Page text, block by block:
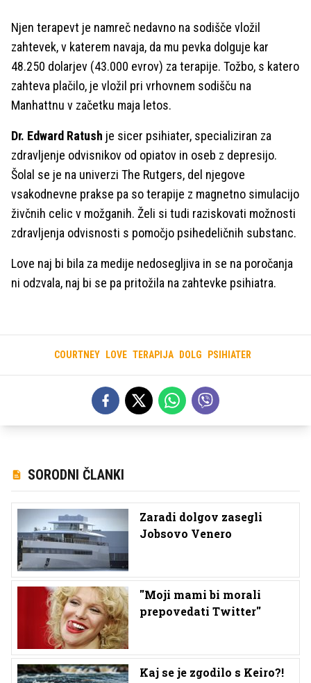
Njen terapevt je namreč nedavno na sodišče vložil
zahtevek, v katerem navaja, da mu pevka dolguje kar
48.250 dolarjev (43.000 evrov) za terapije. Tožbo, s katero
zahteva plačilo, je vložil pri vrhovnem sodišču na
Manhattnu v začetku maja letos.
Dr. Edward Ratush je sicer psihiater, specializiran za
zdravljenje odvisnikov od opiatov in oseb z depresijo.
Šolal se je na univerzi The Rutgers, del njegove
vsakodnevne prakse pa so terapije z magnetno simulacijo
živčnih celic v možganih. Želi si tudi raziskovati možnosti
zdravljenja odvisnosti s pomočjo psihedeličnih substanc.
Love naj bi bila za medije nedosegljiva in se na poročanja
ni odzvala, naj bi se pa pritožila na zahtevke psihiatra.
COURTNEY LOVE TERAPIJA DOLG PSIHIATER
SORODNI ČLANKI
Zaradi dolgov zasegli
Jobsovo Venero
''Moji mami bi morali
prepovedati Twitter''
Kaj se je zgodilo s Keiro?!